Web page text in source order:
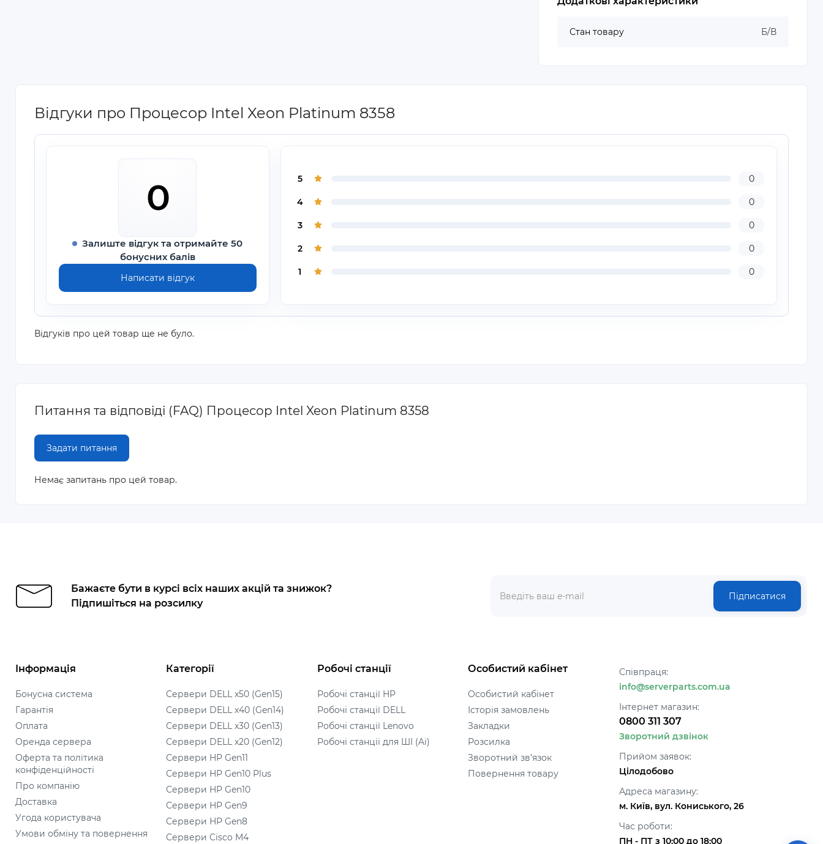
Стан товару Б/В
Відгуки про Процесор Intel Xeon Platinum 8358
0
Залиште відгук та отримайте 50
бонусних балів
Написати відгук
5 0
4 0
3 0
2 0
1 0
Відгуків про цей товар ще не було.
Питання та відповіді (FAQ) Процесор Intel Xeon Platinum 8358
Задати питання
Немає запитань про цей товар.
Бажаєте бути в курсі всіх наших акцій та знижок?
Підпишіться на розсилку
Підписатися
Інформація
Бонусна система
Гарантія
Оплата
Оренда сервера
Оферта та політика
конфіденційності
Про компанію
Доставка
Угода користувача
Умови обміну та повернення
Категорії
Сервери DELL x50 (Gen15)
Сервери DELL x40 (Gen14)
Сервери DELL x30 (Gen13)
Сервери DELL x20 (Gen12)
Сервери HP Gen11
Сервери HP Gen10 Plus
Сервери HP Gen10
Сервери HP Gen9
Сервери HP Gen8
Сервери Cisco M4
Робочі станції
Робочі станції HP
Робочі станції DELL
Робочі станції Lenovo
Робочі станціі для ШІ (Ai)
Особистий кабінет
Особистий кабінет
Історія замовлень
Закладки
Розсилка
Зворотний зв’язок
Повернення товару
Співпраця:
info@serverparts.com.ua
Інтернет магазин:
0800 311 307
Зворотний дзвінок
Прийом заявок:
Цілодобово
Адреса магазину:
м. Київ, вул. Кониського, 26
Час роботи:
ПН - ПТ з 10:00 до 18:00